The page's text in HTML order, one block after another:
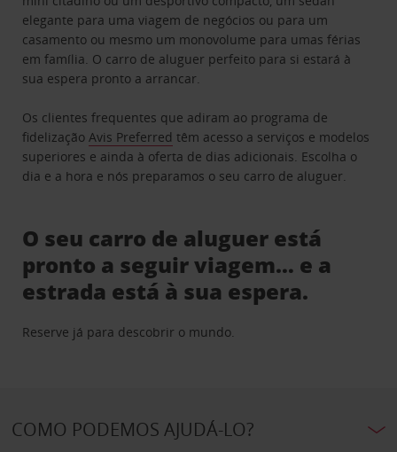
elegante para uma viagem de negócios ou para um
casamento ou mesmo um monovolume para umas férias
em família. O carro de aluguer perfeito para si estará à
sua espera pronto a arrancar.
Os clientes frequentes que adiram ao programa de
fidelizaçãoAvis Preferred têm acesso a serviços e modelos
superiores e ainda à oferta de dias adicionais. Escolha o
dia e a hora e nós preparamos o seu carro de aluguer.
O seu carro de aluguer está
pronto a seguir viagem… e a
estrada está à sua espera.
Reserve já para descobrir o mundo.
COMO PODEMOS AJUDÁ-LO?